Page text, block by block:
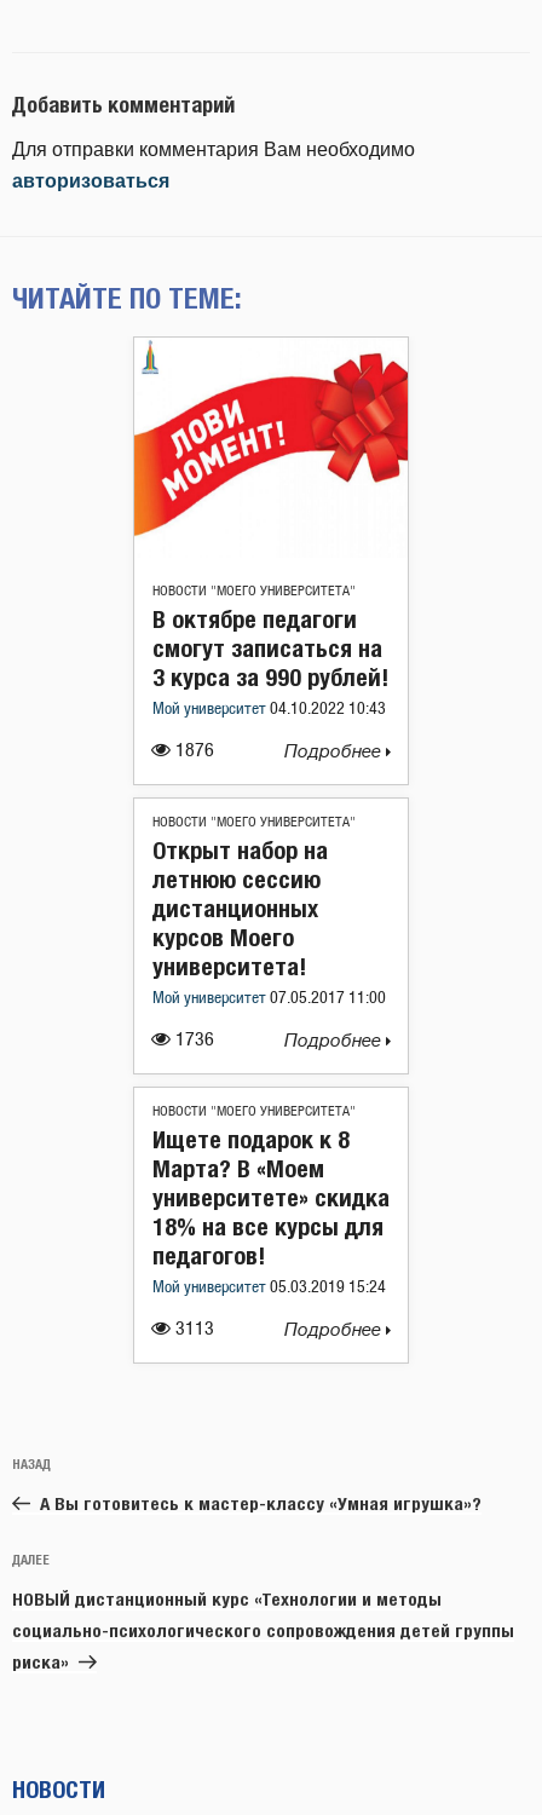
Добавить комментарий
Для отправки комментария Вам необходимо
авторизоваться
ЧИТАЙТЕ ПО ТЕМЕ:
НОВОСТИ "МОЕГО УНИВЕРСИТЕТА"
1876
В октябре педагоги
смогут записаться на
3 курса за 990 рублей!
Мой университет 04.10.2022 10:43
Подробнее
НОВОСТИ "МОЕГО УНИВЕРСИТЕТА"
1736
Открыт набор на
летнюю сессию
дистанционных
курсов Моего
университета!
Мой университет 07.05.2017 11:00
Подробнее
НОВОСТИ "МОЕГО УНИВЕРСИТЕТА"
3113
Ищете подарок к 8
Марта? В «Моем
университете» скидка
18% на все курсы для
педагогов!
Мой университет 05.03.2019 15:24
Подробнее
по
записям
Предыдущая
запись:
НАЗАД
А Вы готовитесь к мастер-классу «Умная игрушка»?
Следующая
запись
ДАЛЕЕ
НОВЫЙ дистанционный курс «Технологии и методы
социально-психологического сопровождения детей группы
риска»
НОВОСТИ